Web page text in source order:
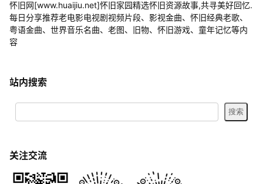
怀旧网[www.huaijiu.net]怀旧家园精选怀旧资源故事,共寻美好回忆.
每日分享推荐老电影电视剧视频片段、影视金曲、怀旧经典老歌、
粤语金曲、世界音乐名曲、老图、旧物、怀旧游戏、童年记忆等内
容
站内搜索
关注交流